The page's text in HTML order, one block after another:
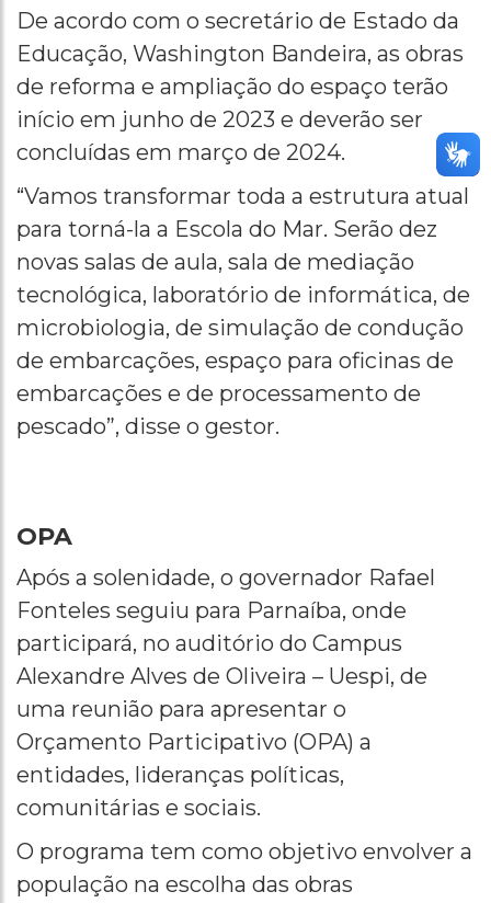
De acordo com o secretário de Estado da
Educação, Washington Bandeira, as obras
de reforma e ampliação do espaço terão
início em junho de 2023 e deverão ser
concluídas em março de 2024.
“Vamos transformar toda a estrutura atual
para torná-la a Escola do Mar. Serão dez
novas salas de aula, sala de mediação
tecnológica, laboratório de informática, de
microbiologia, de simulação de condução
de embarcações, espaço para oficinas de
embarcações e de processamento de
pescado”, disse o gestor.
OPA
Após a solenidade, o governador Rafael
Fonteles seguiu para Parnaíba, onde
participará, no auditório do Campus
Alexandre Alves de Oliveira – Uespi, de
uma reunião para apresentar o
Orçamento Participativo (OPA) a
entidades, lideranças políticas,
comunitárias e sociais.
O programa tem como objetivo envolver a
população na escolha das obras